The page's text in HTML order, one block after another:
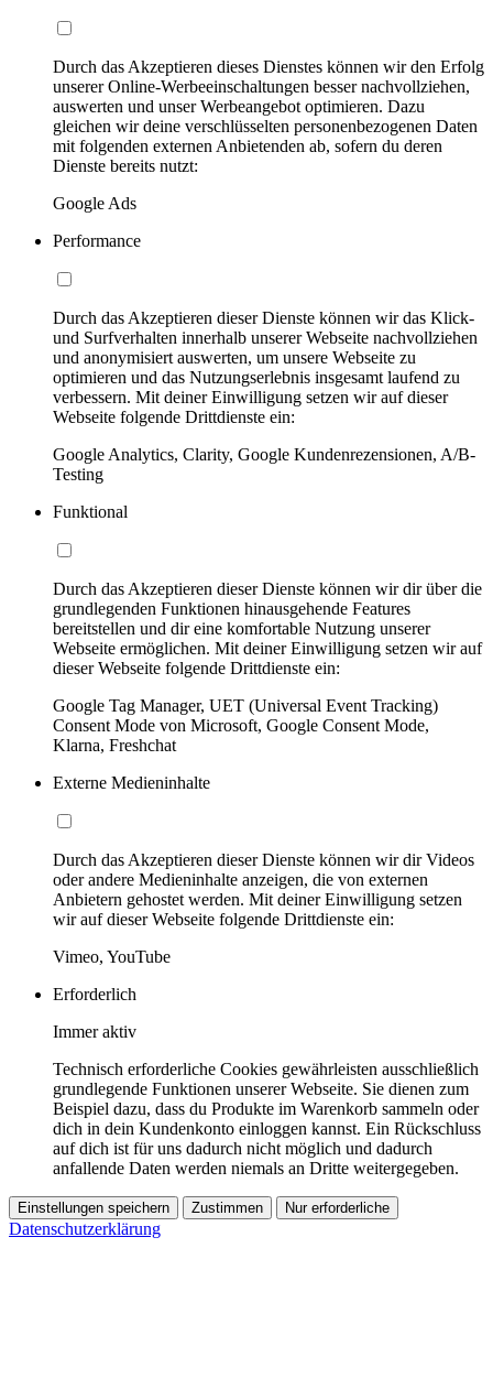
Durch das Akzeptieren dieses Dienstes können wir den Erfolg
unserer Online-Werbeeinschaltungen besser nachvollziehen,
auswerten und unser Werbeangebot optimieren. Dazu
gleichen wir deine verschlüsselten personenbezogenen Daten
mit folgenden externen Anbietenden ab, sofern du deren
Dienste bereits nutzt:
Google Ads
Performance
Durch das Akzeptieren dieser Dienste können wir das Klick-
und Surfverhalten innerhalb unserer Webseite nachvollziehen
und anonymisiert auswerten, um unsere Webseite zu
optimieren und das Nutzungserlebnis insgesamt laufend zu
verbessern. Mit deiner Einwilligung setzen wir auf dieser
Webseite folgende Drittdienste ein:
Google Analytics, Clarity, Google Kundenrezensionen, A/B-
Testing
Funktional
Durch das Akzeptieren dieser Dienste können wir dir über die
grundlegenden Funktionen hinausgehende Features
bereitstellen und dir eine komfortable Nutzung unserer
Webseite ermöglichen. Mit deiner Einwilligung setzen wir auf
dieser Webseite folgende Drittdienste ein:
Google Tag Manager, UET (Universal Event Tracking)
Consent Mode von Microsoft, Google Consent Mode,
Klarna, Freshchat
Externe Medieninhalte
Durch das Akzeptieren dieser Dienste können wir dir Videos
oder andere Medieninhalte anzeigen, die von externen
Anbietern gehostet werden. Mit deiner Einwilligung setzen
wir auf dieser Webseite folgende Drittdienste ein:
Vimeo, YouTube
Erforderlich
Immer aktiv
Technisch erforderliche Cookies gewährleisten ausschließlich
grundlegende Funktionen unserer Webseite. Sie dienen zum
Beispiel dazu, dass du Produkte im Warenkorb sammeln oder
dich in dein Kundenkonto einloggen kannst. Ein Rückschluss
auf dich ist für uns dadurch nicht möglich und dadurch
anfallende Daten werden niemals an Dritte weitergegeben.
Einstellungen speichern Zustimmen Nur erforderliche
Datenschutzerklärung